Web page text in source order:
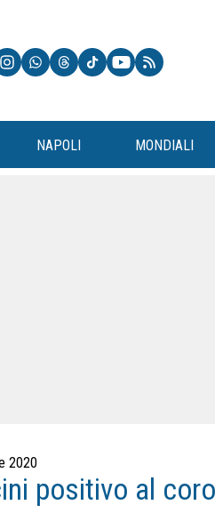
NAPOLI MONDIALI
2020
positivo al